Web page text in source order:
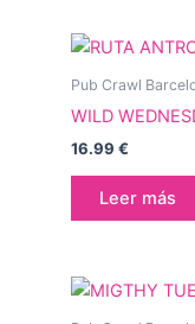
Pub Crawl
WILD
16.99 €
Leer más